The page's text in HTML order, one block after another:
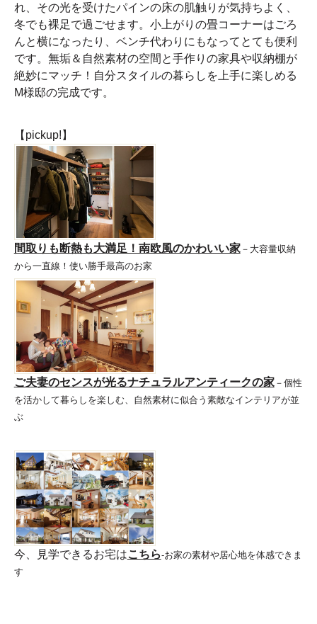
れ、その光を受けたパインの床の肌触りが気持ちよく、
冬でも裸足で過ごせます。小上がりの畳コーナーはごろ
んと横になったり、ベンチ代わりにもなってとても便利
です。無垢＆自然素材の空間と手作りの家具や収納棚が
絶妙にマッチ！自分スタイルの暮らしを上手に楽しめる
M様邸の完成です。
【pickup!】
間取りも断熱も大満足！南欧風のかわいい家－大容量収納
から一直線！使い勝手最高のお家
ご夫妻のセンスが光るナチュラルアンティークの家－個性
を活かして暮らしを楽しむ、自然素材に似合う素敵なインテリアが並
ぶ
今、見学できるお宅はこちら-お家の素材や居心地を体感できま
す